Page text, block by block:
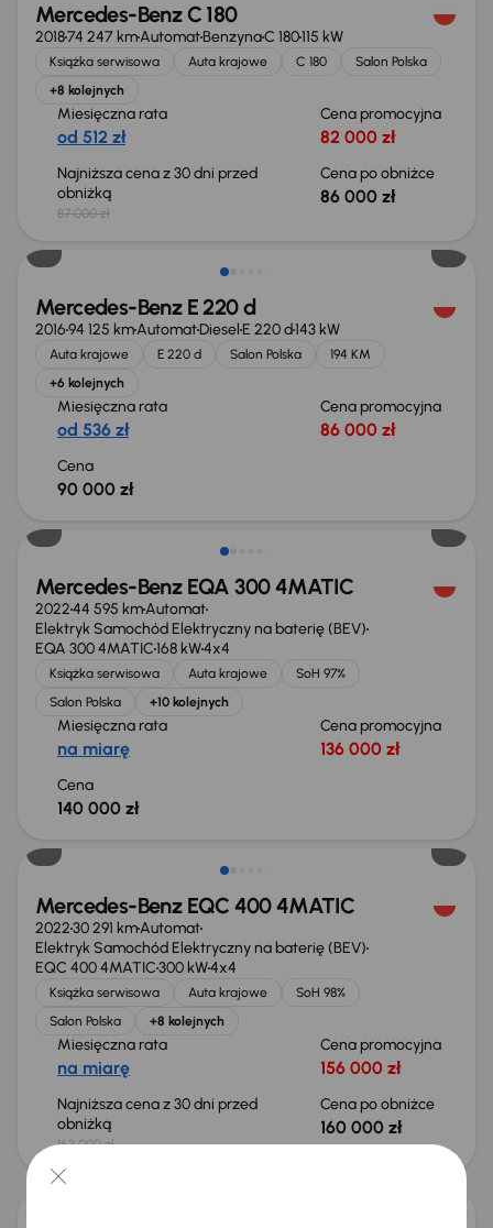
Mercedes-Benz C 180
201874 247 kmAutomatBenzynaC 180115 kW
Książka serwisowa Auta krajowe C 180
Salon Polska
+8 kolejnych
Miesięczna rata
od 512 zł
Cena promocyjna
82 000 zł
Najniższa cena z 30 dni przed
obniżką
87 000 zł
Cena po obniżce
86 000 zł
Mercedes-Benz E 220 d
201694 125 kmAutomatDiesel E 220 d143 kW
Auta krajowe E 220 d Salon Polska
194 KM
+6 kolejnych
Miesięczna rata
od 536 zł
Cena promocyjna
86 000 zł
Cena
90 000 zł
Mercedes-Benz EQA 300 4MATIC
202244 595 kmAutomat
Elektryk Samochód Elektryczny na baterię (BEV)
EQA 300 4MATIC168 kW4x4
Książka serwisowa Auta krajowe
SoH 97%
Salon Polska
+10 kolejnych
Miesięczna rata
na miarę
Cena promocyjna
136 000 zł
Cena
140 000 zł
Mercedes-Benz EQC 400 4MATIC
202230 291 kmAutomat
Elektryk Samochód Elektryczny na baterię (BEV)
EQC 400 4MATIC300 kW4x4
Książka serwisowa Auta krajowe
SoH 98%
Salon Polska
+8 kolejnych
Miesięczna rata
na miarę
Cena promocyjna
156 000 zł
Najniższa cena z 30 dni przed
obniżką
163 000 zł
Cena po obniżce
160 000 zł